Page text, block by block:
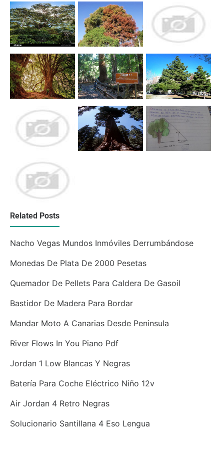
Related Posts
Nacho Vegas Mundos Inmóviles Derrumbándose
Monedas De Plata De 2000 Pesetas
Quemador De Pellets Para Caldera De Gasoil
Bastidor De Madera Para Bordar
Mandar Moto A Canarias Desde Peninsula
River Flows In You Piano Pdf
Jordan 1 Low Blancas Y Negras
Batería Para Coche Eléctrico Niño 12v
Air Jordan 4 Retro Negras
Solucionario Santillana 4 Eso Lengua